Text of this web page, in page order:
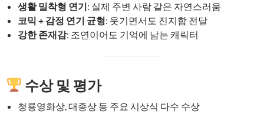
생활 밀착형 연기: 실제 주변 사람 같은 자연스러움
코믹 + 감정 연기 균형: 웃기면서도 진지함 전달
강한 존재감: 조연이어도 기억에 남는 캐릭터
수상 및 평가
청룡영화상, 대종상 등 주요 시상식 다수 수상